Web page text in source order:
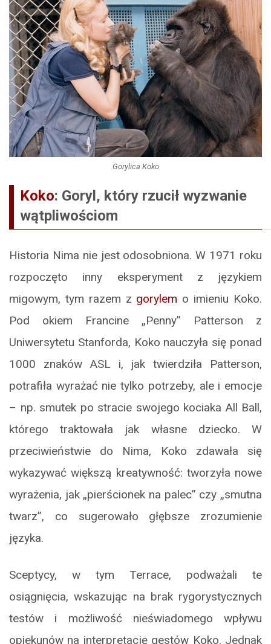
Gorylica Koko
Koko: Goryl, który rzucił wyzwanie
wątpliwościom
Historia Nima nie jest odosobniona. W 1971 roku
rozpoczęto inny eksperyment z językiem
migowym, tym razem z gorylem o imieniu Koko.
Pod okiem Francine „Penny” Patterson z
Uniwersytetu Stanforda, Koko nauczyła się ponad
1000 znaków ASL i, jak twierdziła Patterson,
potrafiła wyrażać nie tylko potrzeby, ale i emocje
– np. smutek po stracie swojego kociaka All Ball,
którego traktowała jak własne dziecko. W
przeciwieństwie do Nima, Koko zdawała się
wykazywać większą kreatywność: tworzyła nowe
wyrażenia, jak „pierścionek na palec” czy „smutna
twarz”, co sugerowało głębsze zrozumienie
języka.
Sceptycy, w tym Terrace, podważali te
osiągnięcia, wskazując na brak rygorystycznych
testów i możliwość nieświadomego wpływu
opiekunów na interpretację gestów Koko. Jednak